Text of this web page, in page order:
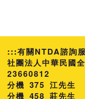
:::有關NTDA諮詢
社團法人中華民國
23660812
分機 375 江先生
458 莊先生